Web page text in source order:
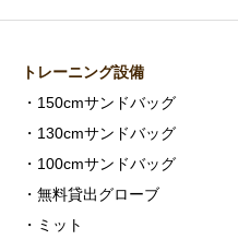
トレーニング設備
・150cmサンドバッグ
・130cmサンドバッグ
・100cmサンドバッグ
・無料貸出グローブ
・ミット